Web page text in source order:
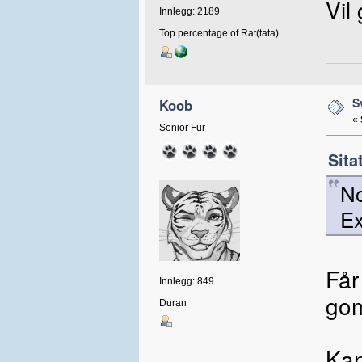
Innlegg: 2189
Top percentage of Rat(tata)
Vil
Koob
Senior Fur
Innlegg: 849
Duran
«